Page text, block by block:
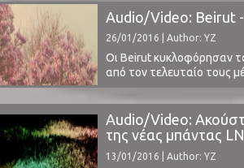
ανακοίνωση ενός από τα
της παγκόσμιας σκηνής,
αναλυτικά την
Release Athens είναι ένα
ανοίγει ...
Audio/Video: Beirut
26/01/2016 | Author: YZ
Οι Beirut κυκλοφόρησαν
από τον τελευταίο τους
No".Κατά τη γνώμη μας η
σε ένα σημείο κορεσμού
της δουλειά. Είναι κατά
ότι ανακυκλώνει τον ήχο
βέβαια είχαμε αγαπήσει
...
Audio/Video:
της νέας μπάντας
μέλη των National &
13/01/2016 | Author: YZ